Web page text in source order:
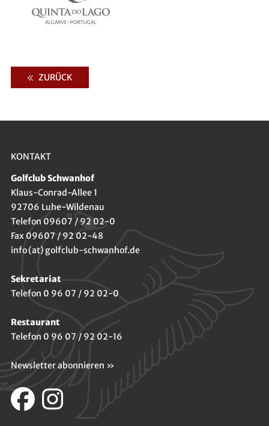
ZURÜCK
KONTAKT
Golfclub Schwanhof
Klaus-Conrad-Allee 1
92706 Luhe-Wildenau
Telefon 09607 / 92 02-0
Fax 09607 / 92 02-48
info (at) golfclub-schwanhof.de
Sekretariat
Telefon 0 96 07 / 92 02-0
Restaurant
Telefon 0 96 07 / 92 02-16
Newsletter abonnieren »